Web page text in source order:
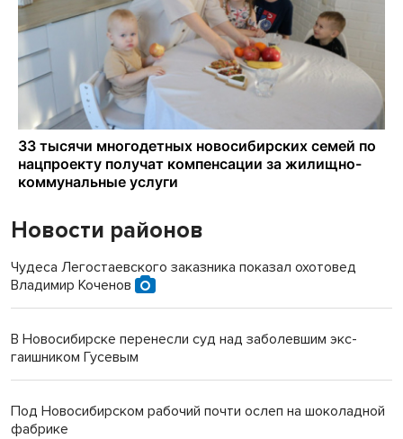
Новости районов
Чудеса Легостаевского заказника показал охотовед
Владимир Коченов
В Новосибирске перенесли суд над заболевшим экс-
гаишником Гусевым
Под Новосибирском рабочий почти ослеп на шоколадной
фабрике